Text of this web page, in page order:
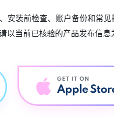
装前检查、账户备份和常见
以当前已核验的产品发布信息
GET IT ON
Apple